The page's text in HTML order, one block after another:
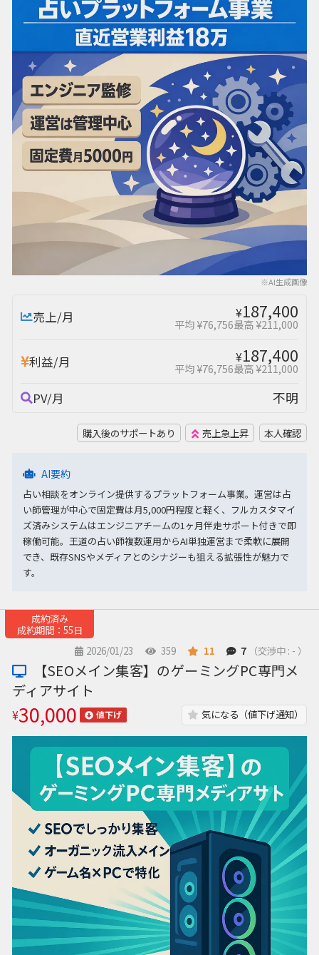
※AI生成画像
売上/月 ¥187,400
平均 ¥76,756最高 ¥211,000
利益/月 ¥187,400
平均 ¥76,756最高 ¥211,000
PV/月 不明
購入後のサポートあり 売上急上昇 本人確認
AI要約
占い相談をオンライン提供するプラットフォーム事業。運営は占
い師管理が中心で固定費は月5,000円程度と軽く、フルカスタマイ
ズ済みシステムはエンジニアチームの1ヶ月伴走サポート付きで即
稼働可能。王道の占い師複数運用からAI単独運営まで柔軟に展開
でき、既存SNSやメディアとのシナジーも狙える拡張性が魅力で
す。
成約済み
成約期間：55日
2026/01/23
359 11 7 （交渉中 : - ）
【SEOメイン集客】のゲーミングPC専門メ
ディアサイト
¥30,000 値下げ 気になる（値下げ通知）